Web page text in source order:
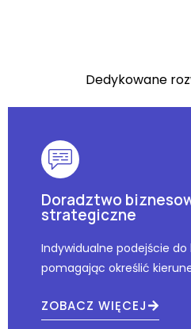
Dedykowane
Doradztwo
strategiczne
Indywidualne podejście do
pomagając określić
ZOBACZ WIĘCEJ